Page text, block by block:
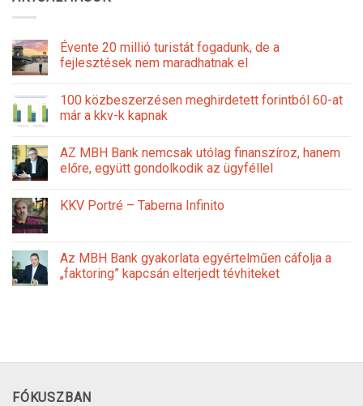
Évente 20 millió turistát fogadunk, de a
fejlesztések nem maradhatnak el
100 közbeszerzésen meghirdetett forintból 60-at
már a kkv-k kapnak
AZ MBH Bank nemcsak utólag finanszíroz, hanem
előre, együtt gondolkodik az ügyféllel
KKV Portré – Taberna Infinito
Az MBH Bank gyakorlata egyértelműen cáfolja a
„faktoring” kapcsán elterjedt tévhiteket
FÓKUSZBAN